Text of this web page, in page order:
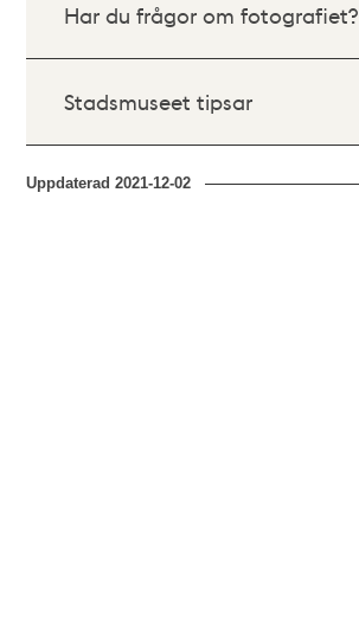
Har du frågor om fotografiet?
Stadsmuseet tipsar
Uppdaterad2021-12-02